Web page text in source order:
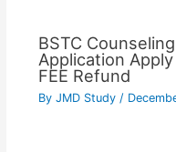
BSTC
Application
FEE Refund
By JMD Study /